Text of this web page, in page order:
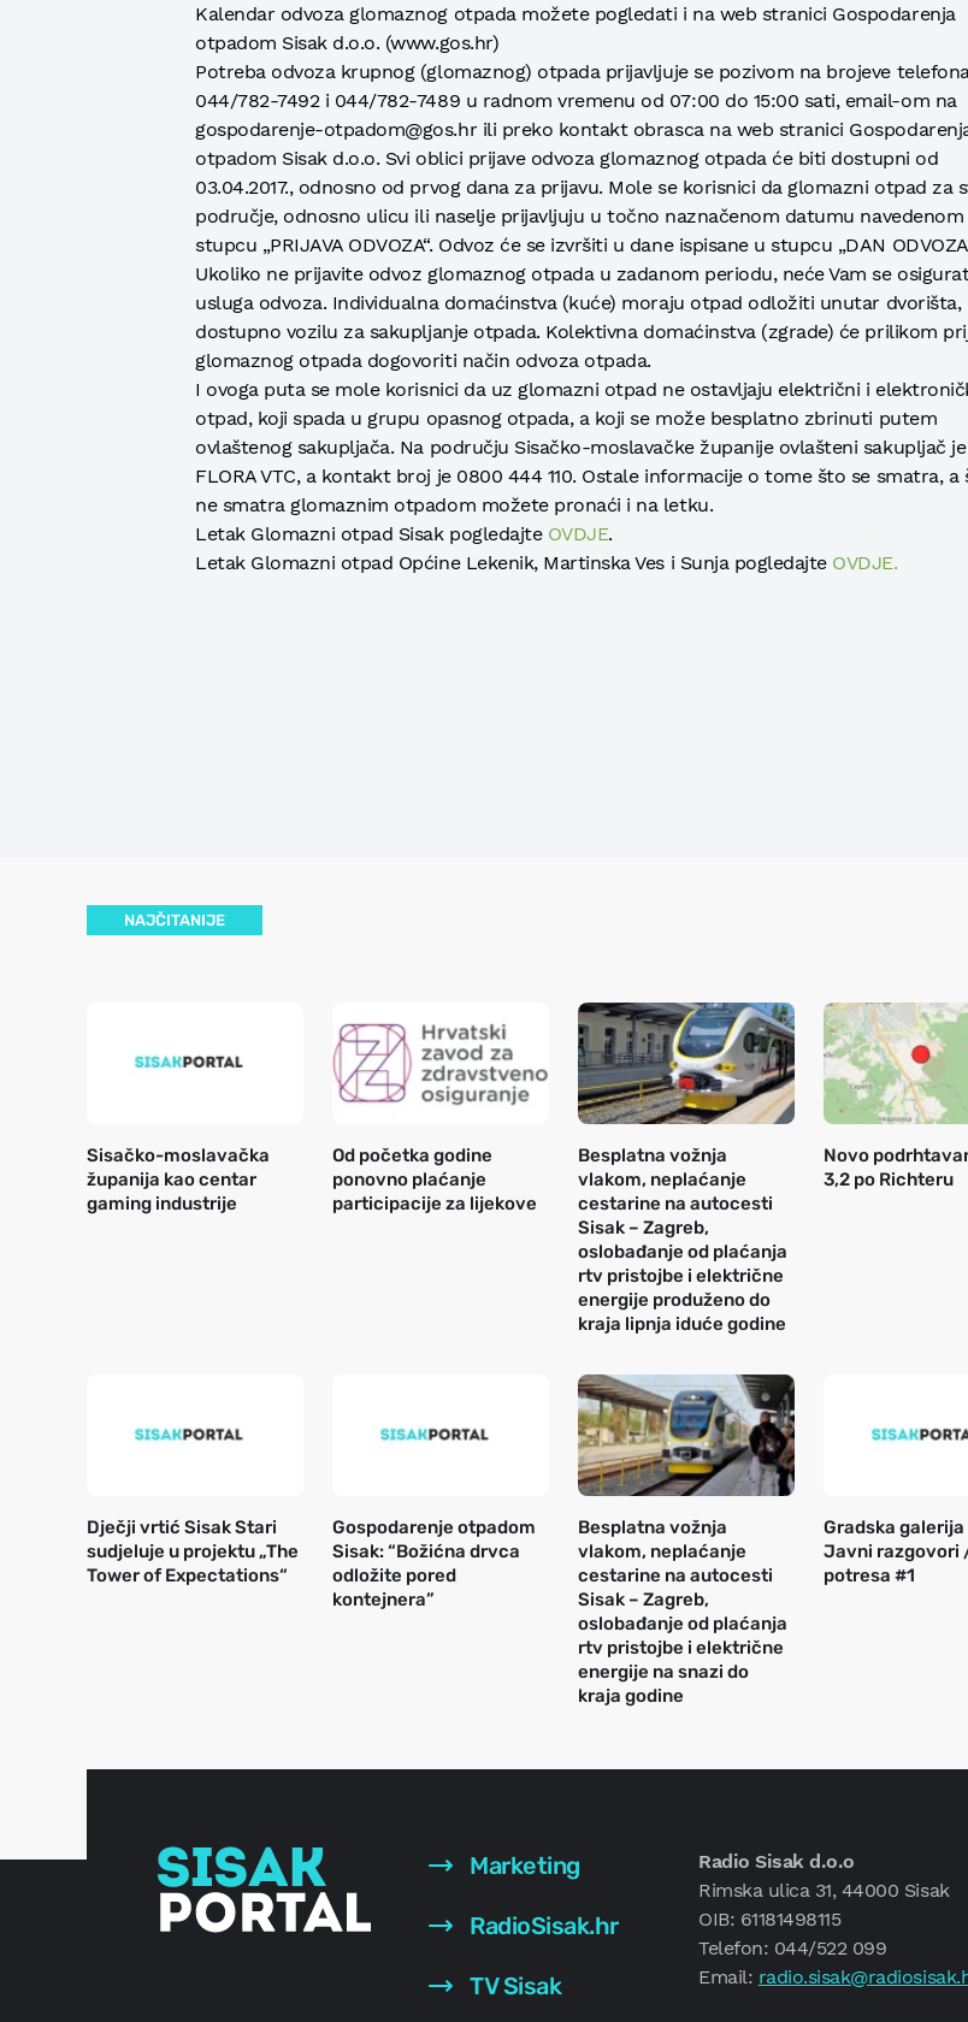
Kalendar odvoza glomaznog otpada možete pogledati i na web stranici Gospodarenja
otpadom Sisak d.o.o. (www.gos.hr)
Potreba odvoza krupnog (glomaznog) otpada prijavljuje se pozivom na brojeve telefona
044/782-7492 i 044/782-7489 u radnom vremenu od 07:00 do 15:00 sati, email-om na
gospodarenje-otpadom@gos.hr ili preko kontakt obrasca na web stranici
otpadom Sisak d.o.o. Svi oblici prijave odvoza glomaznog otpada će biti dostupni od
03.04.2017., odnosno od prvog dana za prijavu. Mole se korisnici da glomazni otpad za
područje, odnosno ulicu ili naselje prijavljuju u točno naznačenom datumu navedenom
stupcu „PRIJAVA ODVOZA“. Odvoz će se izvršiti u dane ispisane u stupcu „DAN
Ukoliko ne prijavite odvoz glomaznog otpada u zadanom periodu, neće Vam se
usluga odvoza. Individualna domaćinstva (kuće) moraju otpad odložiti unutar dvorišta,
dostupno vozilu za sakupljanje otpada. Kolektivna domaćinstva (zgrade) će prilikom
glomaznog otpada dogovoriti način odvoza otpada.
I ovoga puta se mole korisnici da uz glomazni otpad ne ostavljaju električni i
otpad, koji spada u grupu opasnog otpada, a koji se može besplatno zbrinuti putem
ovlaštenog sakupljača. Na području Sisačko-moslavačke županije ovlašteni sakupljač je
FLORA VTC, a kontakt broj je 0800 444 110. Ostale informacije o tome što se smatra, a
ne smatra glomaznim otpadom možete pronaći i na letku.
Letak Glomazni otpad Sisak pogledajte OVDJE.
Letak Glomazni otpad Općine Lekenik, Martinska Ves i Sunja pogledajte OVDJE.
NAJČITANIJE
Sisačko-moslavačka
županija kao centar
gaming industrije
Od početka godine
ponovno plaćanje
participacije za lijekove
Besplatna vožnja
vlakom, neplaćanje
cestarine na autocesti
Sisak – Zagreb,
oslobađanje od plaćanja
rtv pristojbe i električne
energije produženo do
kraja lipnja iduće godine
Novo
3,2 po Richteru
Dječji vrtić Sisak Stari
sudjeluje u projektu „The
Tower of Expectations“
Gospodarenje otpadom
Sisak: “Božićna drvca
odložite pored
kontejnera”
Besplatna vožnja
vlakom, neplaćanje
cestarine na autocesti
Sisak – Zagreb,
oslobađanje od plaćanja
rtv pristojbe i električne
energije na snazi do
kraja godine
Gradska
Javni razgovori
potresa #1
Marketing
RadioSisak.hr
TV Sisak
Radio Sisak d.o.o
Rimska ulica 31, 44000 Sisak
OIB: 61181498115
Telefon: 044/522 099
Email: